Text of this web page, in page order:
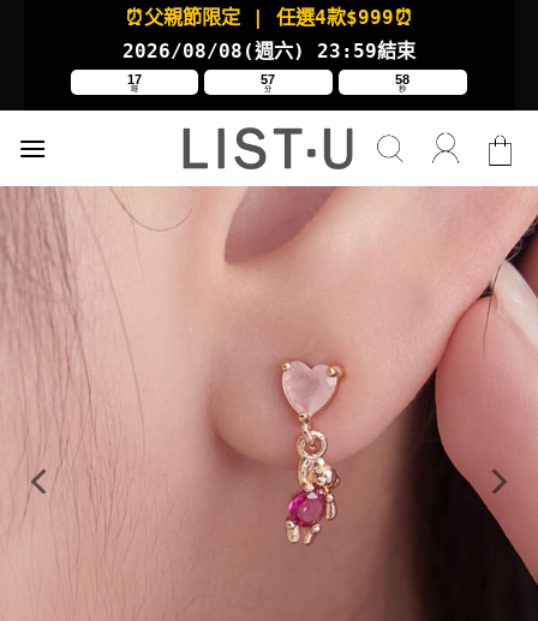
⏰父親節限定 | 任選4款$999⏰
2026/08/08(週六) 23:59結束
17
時
57
分
58
秒